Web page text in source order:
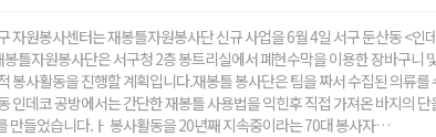
자원봉사센터는 재봉틀자원봉사단 신규 사업을 6월 4일 서구 둔산동 <
봉틀자원봉사단은 서구청 2층 봉트리실에서 폐현수막을 이용한 장바구니
봉사활동을 진행할 계획입니다.재봉틀 봉사단은 팀을 짜서 수집된 의류
인데코 공방에서는 간단한 재봉틀 사용법을 익힌후 직접 가져온 바지의
만들었습니다.ㅏ 봉사활동을 20년째 지속중이라는 70대 봉사자…